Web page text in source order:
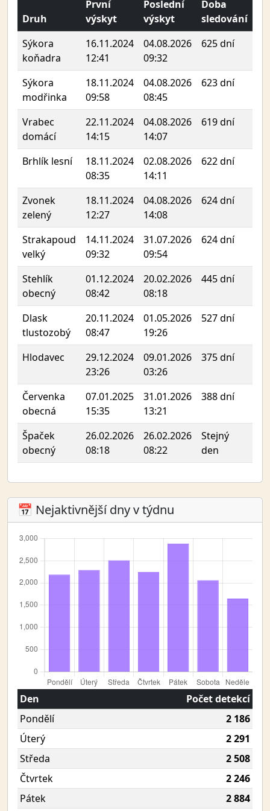
Druh
První
výskyt
Poslední
výskyt
Doba
sledování
Sýkora
koňadra
16.11.2024
12:41
04.08.2026
09:32
625 dní
Sýkora
modřinka
18.11.2024
09:58
04.08.2026
08:45
623 dní
Vrabec
domácí
22.11.2024
14:15
04.08.2026
14:07
619 dní
Brhlík lesní
18.11.2024
08:35
02.08.2026
14:11
622 dní
Zvonek
zelený
18.11.2024
12:27
04.08.2026
14:08
624 dní
Strakapoud
velký
14.11.2024
09:32
31.07.2026
09:54
624 dní
Stehlík
obecný
01.12.2024
08:42
20.02.2026
08:18
445 dní
Dlask
tlustozobý
20.11.2024
08:47
01.05.2026
19:26
527 dní
Hlodavec
29.12.2024
23:26
09.01.2026
03:26
375 dní
Červenka
obecná
07.01.2025
15:35
31.01.2026
13:21
388 dní
Špaček
obecný
26.02.2026
08:18
26.02.2026
08:22
Stejný
den
📅 Nejaktivnější dny v týdnu
Den
Počet detekcí
Pondělí
2 186
Úterý
2 291
Středa
2 508
Čtvrtek
2 246
Pátek
2 884